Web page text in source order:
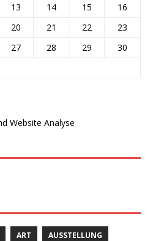
13 14 15
16
20 21 22
23
27 28 29
30
ART AUSSTELLUNG